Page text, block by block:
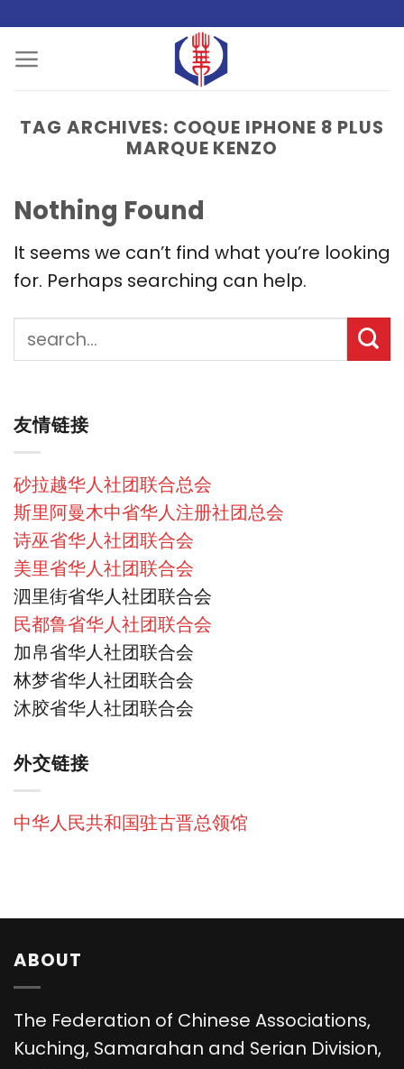
content
TAG ARCHIVES: COQUE IPHONE 8 PLUS
MARQUE KENZO
Nothing Found
It seems we can’t find what you’re looking
for. Perhaps searching can help.
友情链接
砂拉越华人社团联合总会
斯里阿曼木中省华人注册社团总会
诗巫省华人社团联合会
美里省华人社团联合会
泗里街省华人社团联合会
民都鲁省华人社团联合会
加帛省华人社团联合会
林梦省华人社团联合会
沐胶省华人社团联合会
外交链接
中华人民共和国驻古晋总领馆
ABOUT
The Federation of Chinese Associations,
Kuching, Samarahan and Serian Division,